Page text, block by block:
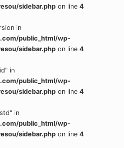
sidebar.php on line4
in
public_html/wp-
sidebar.php on line4
in
public_html/wp-
sidebar.php on line4
in
public_html/wp-
sidebar.php on line4